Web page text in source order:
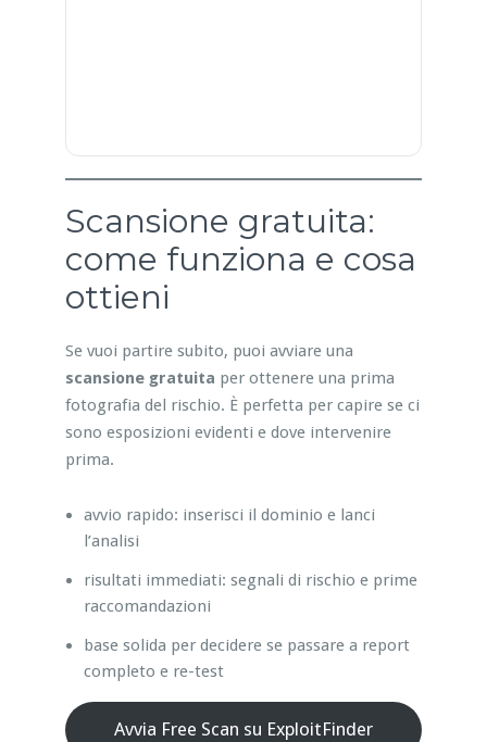
Scansione gratuita:
come funziona e cosa
ottieni
Se vuoi partire subito, puoi avviare una
scansione gratuita per ottenere una prima
fotografia del rischio. È perfetta per capire se ci
sono esposizioni evidenti e dove intervenire
prima.
avvio rapido: inserisci il dominio e lanci
l’analisi
risultati immediati: segnali di rischio e prime
raccomandazioni
base solida per decidere se passare a report
completo e re-test
Avvia Free Scan su ExploitFinder